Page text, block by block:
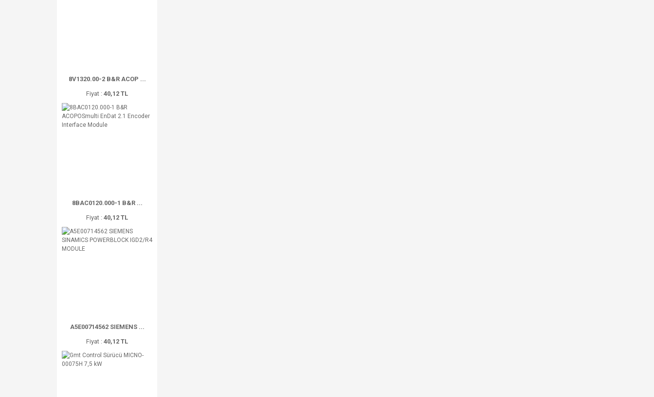
8V1320.00-2 B&R ACOP ...
Fiyat : 40,12 TL
8BAC0120.000-1 B&R ...
Fiyat : 40,12 TL
A5E00714562 SIEMENS ...
Fiyat : 40,12 TL